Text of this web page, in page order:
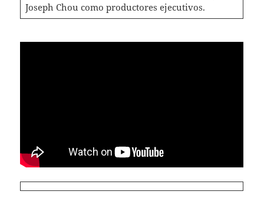
Joseph Chou como productores ejecutivos.